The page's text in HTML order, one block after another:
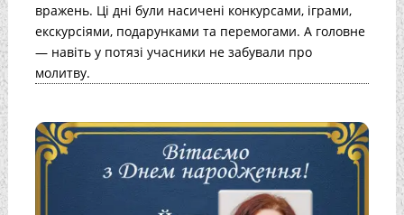
вражень. Ці дні були насичені конкурсами, іграми,
екскурсіями, подарунками та перемогами. А головне
— навіть у потязі учасники не забували про
молитву.